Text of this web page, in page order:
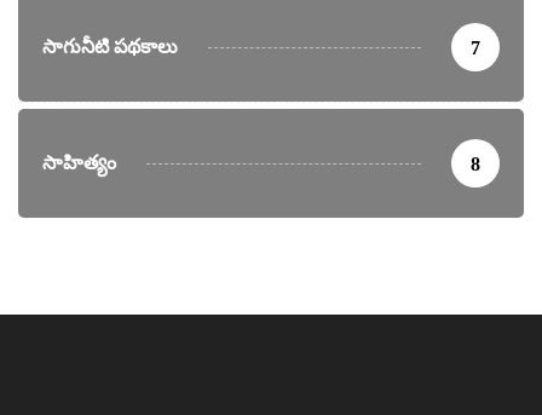
సాగునీటి పథకాలు 7
సాహిత్యం 8